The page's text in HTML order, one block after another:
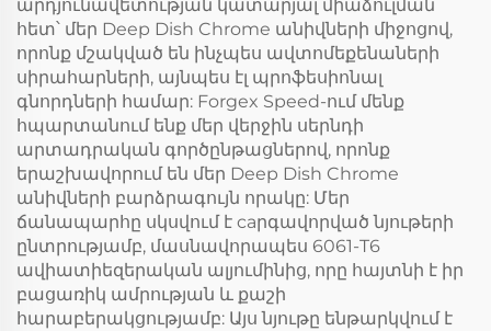
G37-ի Համար
արդյունավետության կատարյալ միաձուլման
հետ՝ մեր Deep Dish Chrome անիվների միջոցով,
որոնք մշակված են ինչպես ավտոմեքենաների
սիրահարների, այնպես էլ պրոֆեսիոնալ
գնորդների համար: Forgex Speed-ում մենք
հպարտանում ենք մեր վերջին սերնդի
արտադրական գործընթացներով, որոնք
երաշխավորում են մեր Deep Dish Chrome
անիվների բարձրագույն որակը: Մեր
ճանապարհը սկսվում է caրգավորված նյութերի
ընտրությամբ, մասնավորապես 6061-T6
ավիատիեզերական ալյումինից, որը հայտնի է իր
բացառիկ ամրության և քաշի
հարաբերակցությամբ: Այս նյութը ենթարկվում է